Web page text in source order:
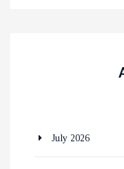
July 2026